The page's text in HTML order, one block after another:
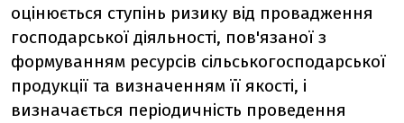
оцінюється ступінь ризику від провадження
господарської діяльності, пов'язаної з
формуванням ресурсів сільськогосподарської
продукції та визначенням її якості, і
визначається періодичність проведення